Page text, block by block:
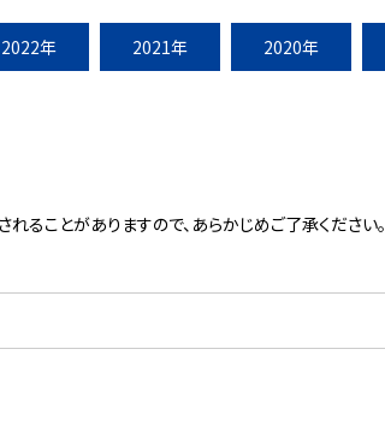
2022年 2021年 2020年
ることがありますので、あらかじめご了承ください。